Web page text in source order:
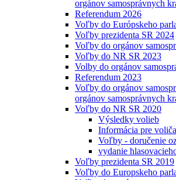
orgánov samosprávnych
Referendum 2026
Voľby do Európskeho
Voľby prezidenta SR 2024
Voľby do orgánov
Voľby do NR SR 2023
Volby do orgánov
Referendum 2023
Voľby do orgánov
orgánov samosprávnych
Voľby do NR SR 2020
Výsledky volieb
Informácia pre voliča
Voľby - doručenie
vydanie
Voľby prezidenta SR 2019
Voľby do Europskeho